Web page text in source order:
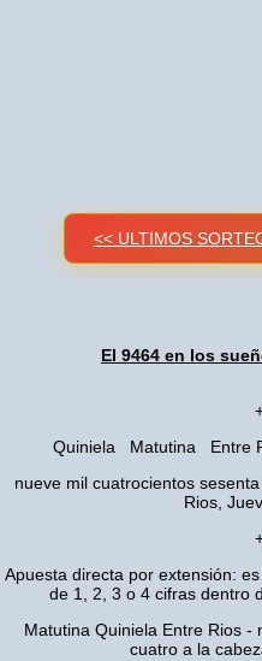
<< ULTIMOS
El 9464 en los
Quiniela Matutina Entre
nueve mil cuatrocientos
Rios,
Apuesta directa por extensión:
de 1, 2, 3 o 4 cifras dentro
Matutina Quiniela Entre Rios -
cuatro a la